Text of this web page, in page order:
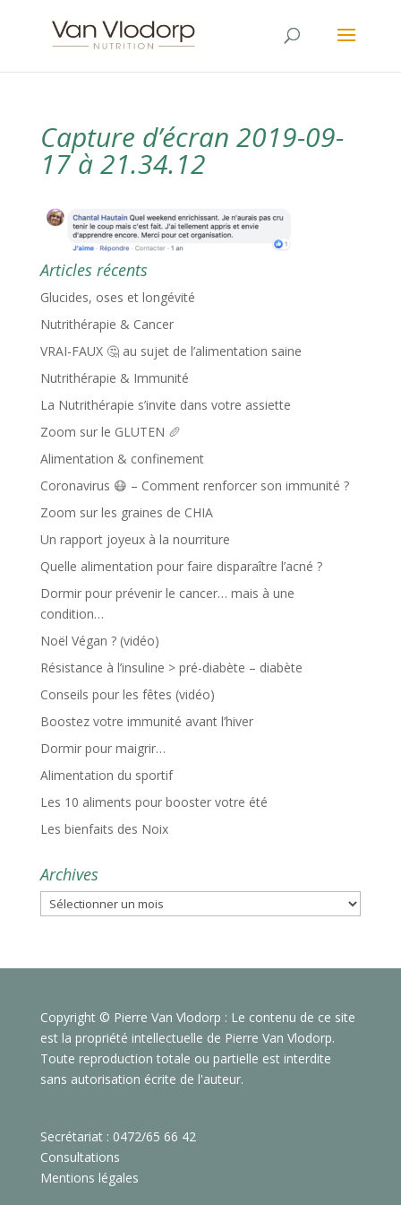
Capture d’écran 2019-09-
17 à 21.34.12
Articles récents
Glucides, oses et longévité
Nutrithérapie & Cancer
VRAI-FAUX 🤔 au sujet de l’alimentation saine
Nutrithérapie & Immunité
La Nutrithérapie s’invite dans votre assiette
Zoom sur le GLUTEN 🥖
Alimentation & confinement
Coronavirus 😷 – Comment renforcer son immunité ?
Zoom sur les graines de CHIA
Un rapport joyeux à la nourriture
Quelle alimentation pour faire disparaître l’acné ?
Dormir pour prévenir le cancer… mais à une
condition…
Noël Végan ? (vidéo)
Résistance à l’insuline > pré-diabète – diabète
Conseils pour les fêtes (vidéo)
Boostez votre immunité avant l’hiver
Dormir pour maigrir…
Alimentation du sportif
Les 10 aliments pour booster votre été
Les bienfaits des Noix
Archives
Archives
Copyright © Pierre Van Vlodorp : Le contenu de ce site
est la propriété intellectuelle de Pierre Van Vlodorp.
Toute reproduction totale ou partielle est interdite
sans autorisation écrite de l'auteur.
Secrétariat : 0472/65 66 42
Consultations
Mentions légales